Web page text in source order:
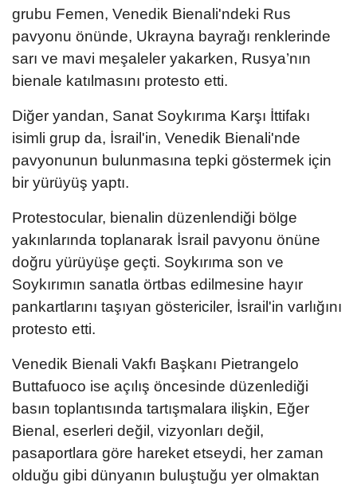
grubu Femen, Venedik Bienali'ndeki Rus
pavyonu önünde, Ukrayna bayrağı renklerinde
sarı ve mavi meşaleler yakarken, Rusya’nın
bienale katılmasını protesto etti.
Diğer yandan, Sanat Soykırıma Karşı İttifakı
isimli grup da, İsrail'in, Venedik Bienali'nde
pavyonunun bulunmasına tepki göstermek için
bir yürüyüş yaptı.
Protestocular, bienalin düzenlendiği bölge
yakınlarında toplanarak İsrail pavyonu önüne
doğru yürüyüşe geçti. Soykırıma son ve
Soykırımın sanatla örtbas edilmesine hayır
pankartlarını taşıyan göstericiler, İsrail'in varlığını
protesto etti.
Venedik Bienali Vakfı Başkanı Pietrangelo
Buttafuoco ise açılış öncesinde düzenlediği
basın toplantısında tartışmalara ilişkin, Eğer
Bienal, eserleri değil, vizyonları değil,
pasaportlara göre hareket etseydi, her zaman
olduğu gibi dünyanın buluştuğu yer olmaktan